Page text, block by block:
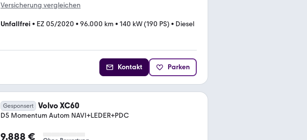
Versicherung vergleichen
Unfallfrei • EZ 05/2020 • 96.000 km • 140 kW (190 PS) • Diesel
Kontakt Parken
Gesponsert Volvo XC60
D5 Momentum Autom NAVI+LEDER+PDC
9.888 €